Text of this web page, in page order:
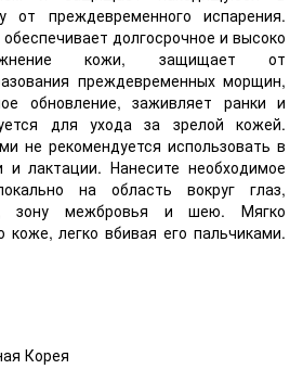
от преждевременного испарения.
долгосрочное и высоко
кожи, защищает от
преждевременных морщин,
обновление, заживляет ранки и
для ухода за зрелой кожей.
не рекомендуется использовать в
и лактации. Нанесите необходимое
на область вокруг глаз,
зону межбровья и шею. Мягко
коже, легко вбивая его пальчиками.
Корея